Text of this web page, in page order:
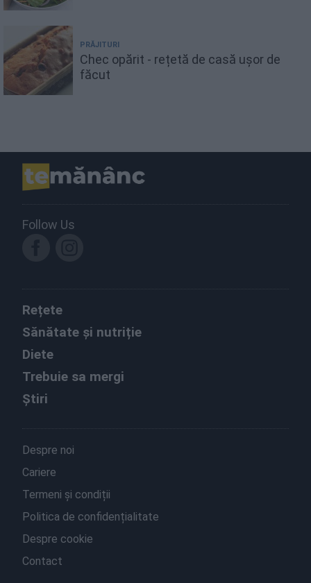
PRĂJITURI
Chec opărit - rețetă de casă ușor de
făcut
Follow Us
Rețete
Sănătate și nutriție
Diete
Trebuie sa mergi
Știri
Despre noi
Cariere
Termeni și condiții
Politica de confidențialitate
Despre cookie
Contact